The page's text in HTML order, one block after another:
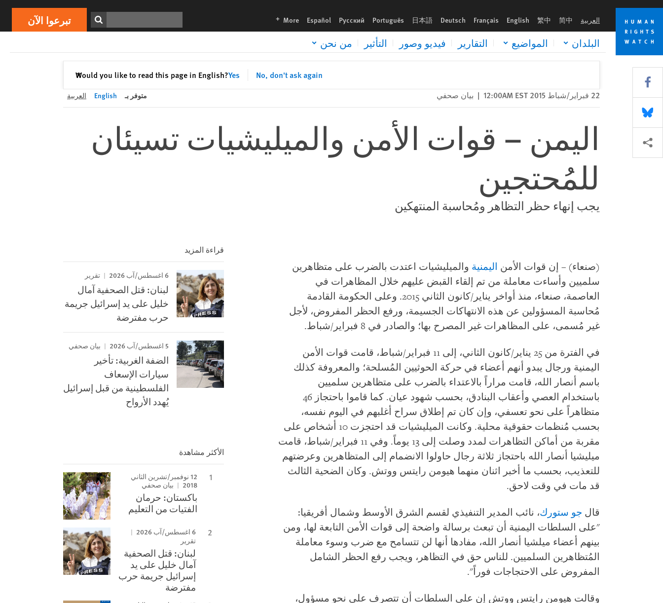
Skip
cookie
privacy
notice
Skip
main
content
العربية 简中
繁中
English
Français
Deutsch
日本語
Português
Русский
Español
More
languages تبرعوا الآن
البلدان المواضيع التقارير فيديو وصور التأثير من نحن
Would you like to read this page in English?Yes No, don't ask again
✕إغلاق
Print تبرعوا الآن
22 فبراير/شباط 2015 12:00AM EST | بيان صحفي متوفر بـ English العربية
اليمن – قوات الأمن والميليشيات تسيئان
للمُحتجين
يجب إنهاء حظر التظاهر ومُحاسبة المنتهكين
(صنعاء) – إن قوات الأمن اليمنية والميليشيات اعتدت بالضرب على متظاهرين
سلميين وأساءت معاملة من تم إلقاء القبض عليهم خلال المظاهرات في
العاصمة، صنعاء، منذ أواخر يناير/كانون الثاني 2015. وعلى الحكومة القادمة
مُحاسبة المسؤولين عن هذه الانتهاكات الجسيمة، ورفع الحظر المفروض، لأجل
غير مُسمى، على المظاهرات غير المصرح بها؛ والصادر في 8 فبراير/شباط.
في الفترة من 25 يناير/كانون الثاني، إلى 11 فبراير/شباط، قامت قوات الأمن
اليمنية ورجال يبدو أنهم أعضاء في حركة الحوثيين المُسلحة؛ والمعروفة كذلك
باسم أنصار الله، قامت مراراً بالاعتداء بالضرب على متظاهرين سلميين
باستخدام العصي وأعقاب البنادق، بحسب شهود عيان. كما قاموا باحتجاز 46
متظاهراً على نحو تعسفي، وإن كان تم إطلاق سراح أغلبهم في اليوم نفسه،
بحسب مُنظمات حقوقية محلية. وكانت الميليشيات قد احتجزت 10 أشخاص على
مقربة من أماكن التظاهرات لمدد وصلت إلى 13 يوماً. وفي 11 فبراير/شباط، قامت
ميليشيا أنصار الله باحتجاز ثلاثة رجال حاولوا الانضمام إلى المتظاهرين وعرضتهم
للتعذيب، بحسب ما أخبر اثنان منهما هيومن رايتس ووتش. وكان الضحية الثالث
قد مات في وقت لاحق.
قال جو ستورك، نائب المدير التنفيذي لقسم الشرق الأوسط وشمال أفريقيا:
"على السلطات اليمنية أن تبعث برسالة واضحة إلى قوات الأمن التابعة لها، ومن
بينهم أعضاء ميلشيا أنصار الله، مفادها أنها لن تتسامح مع ضرب وسوء معاملة
المُتظاهرين السلميين. للناس حق في التظاهر، ويجب رفع الحظر الشامل
المفروض على الاحتجاجات فوراً".
وقالت هيومن رايتس ووتش إن على السلطات أن تتصرف على نحو مسؤول،
قراءة المزيد
6 اغسطس/آب 2026 تقرير
لبنان: قتل الصحفية آمال
خليل على يد إسرائيل جريمة
حرب مفترضة
5 اغسطس/آب 2026 بيان صحفي
الضفة الغربية: تأخير
سيارات الإسعاف
الفلسطينية من قبل إسرائيل
يُهدد الأرواح
الأكثر مشاهدة
12 نوفمبر/تشرين الثاني
2018
بيان صحفي
باكستان: حرمان
الفتيات من التعليم
6 اغسطس/آب 2026
تقرير
لبنان: قتل الصحفية
آمال خليل على يد
إسرائيل جريمة حرب
مفترضة
Share this via Facebook
Share this via Bluesky
Share this via مشاركة